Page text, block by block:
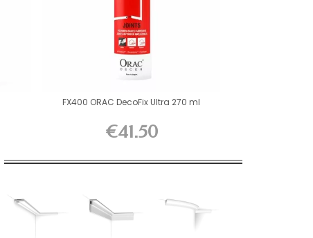
FX400 ORAC DecoFix Ultra 270 ml
€41.50